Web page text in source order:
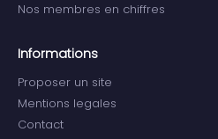
Nos membres en chiffres
Informations
Proposer un site
Mentions legales
Contact